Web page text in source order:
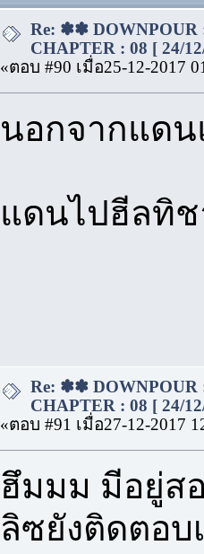
Re: ✽✽
CHAPTER : 08 [ 24/
«ตอบ #90 เมื่อ25-12-2017
นอกจากแดน
แดนไปฮีลทิ
Re: ✽✽
CHAPTER : 08 [ 24/
«ตอบ #91 เมื่อ27-12-2017
ฮึมมม มีอยู่ส
ลิซยังติดตอ